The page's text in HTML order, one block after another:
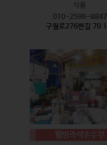
식품
010-2596-8847
구월로276번길 70
웰빙즉석손두부